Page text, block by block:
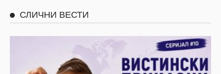
СЛИЧНИ ВЕСТИ